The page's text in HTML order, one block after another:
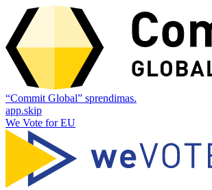
“Commit Global” sprendimas.
app.skip
We Vote for EU